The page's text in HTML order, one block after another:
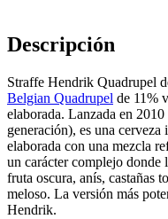
Descripción
Straffe Hendrik Quadrupel
Belgian Quadrupel de 11%
elaborada. Lanzada en
generación), es una
elaborada con una mezcla
un carácter complejo donde
fruta oscura, anís, castañas
meloso. La versión más
Hendrik.